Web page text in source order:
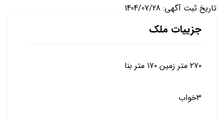
تاریخ ثبت آگهی: 1404/07/28
جزییات ملک
۲۷۰ متر زمین ۱۷۰ متر بنا
۳خواب